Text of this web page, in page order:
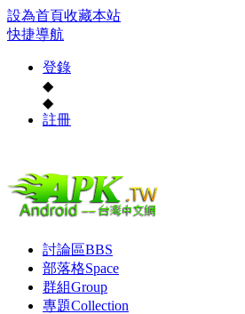
設為首頁收藏本站
快捷導航
登錄
◆
◆
註冊
討論區BBS
部落格Space
群組Group
專題Collection